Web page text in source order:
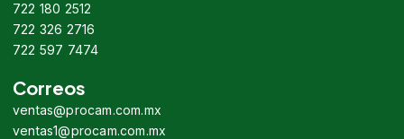
722 180 2512
722 326 2716
722 597 7474
Correos
ventas@procam.com.mx
ventas1@procam.com.mx